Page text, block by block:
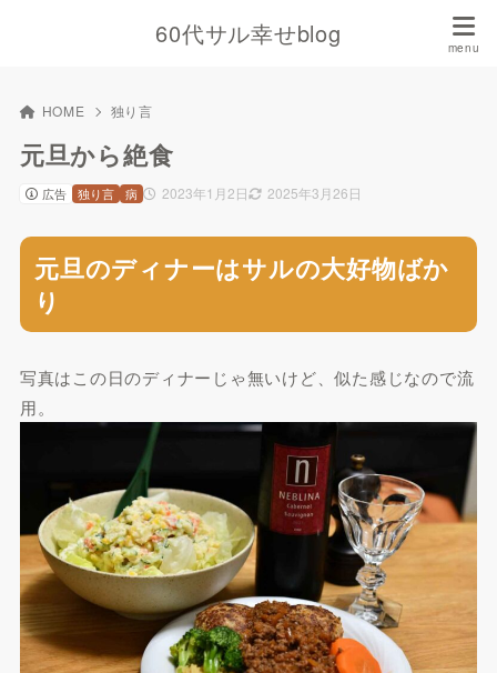
60代サル幸せblog
HOME 独り言
元旦から絶食
広告 2023年1月2日 2025年3月26日
独り言 病
元旦のディナーはサルの大好物ばか
り
写真はこの日のディナーじゃ無いけど、似た感じなので流
用。